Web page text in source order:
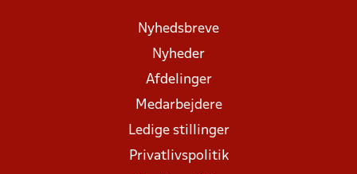
Nyhedsbreve
Nyheder
Afdelinger
Medarbejdere
Ledige stillinger
Privatlivspolitik